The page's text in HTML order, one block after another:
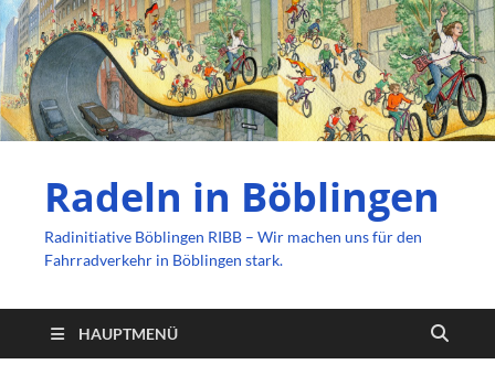
Radeln in Böblingen
Radinitiative Böblingen RIBB – Wir machen uns für den
Fahrradverkehr in Böblingen stark.
HAUPTMENÜ